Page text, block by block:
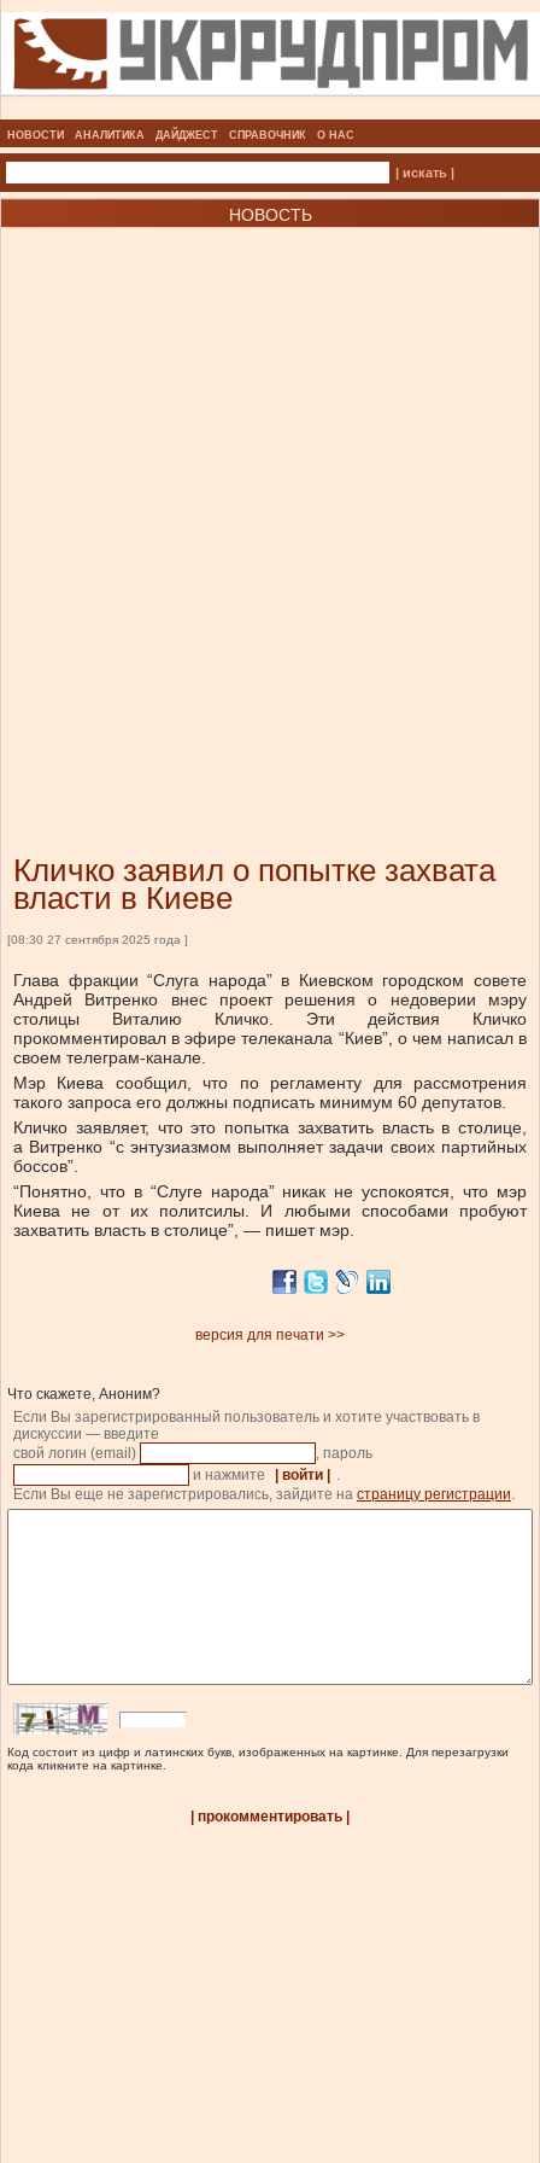
НОВОСТИ АНАЛИТИКА ДАЙДЖЕСТ СПРАВОЧНИК О НАС
| искать |
НОВОСТЬ
Кличко заявил о попытке захвата
власти в Киеве
[08:30 27 сентября 2025 года ]
Глава фракции “Слуга народа” в Киевском городском совете
Андрей Витренко внес проект решения о недоверии мэру
столицы Виталию Кличко. Эти действия Кличко
прокомментировал в эфире телеканала “Киев”, о чем написал в
своем телеграм-канале.
Мэр Киева сообщил, что по регламенту для рассмотрения
такого запроса его должны подписать минимум 60 депутатов.
Кличко заявляет, что это попытка захватить власть в столице,
а Витренко “с энтузиазмом выполняет задачи своих партийных
боссов”.
“Понятно, что в “Слуге народа” никак не успокоятся, что мэр
Киева не от их политсилы. И любыми способами пробуют
захватить власть в столице”, — пишет мэр.
версия для печати >>
Что скажете, Аноним?
Если Вы зарегистрированный пользователь и хотите участвовать в
дискуссии — введите
свой логин (email)
, пароль
и нажмите
| войти |
.
Если Вы еще не зарегистрировались, зайдите на страницу регистрации.
Код состоит из цифр и латинских букв, изображенных на картинке. Для перезагрузки
кода кликните на картинке.
| прокомментировать |